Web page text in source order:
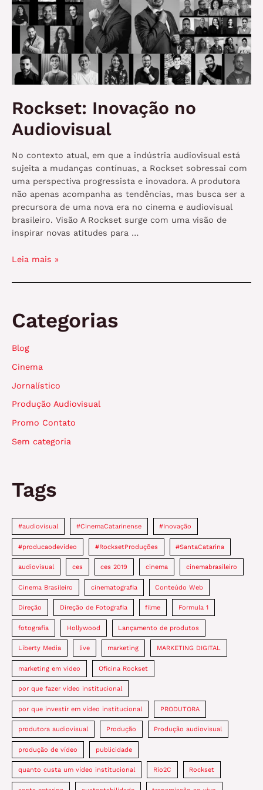
Rockset: Inovação no
Audiovisual
No contexto atual, em que a indústria audiovisual está
sujeita a mudanças contínuas, a Rockset sobressai com
uma perspectiva progressista e inovadora. A produtora
não apenas acompanha as tendências, mas busca ser a
precursora de uma nova era no cinema e audiovisual
brasileiro. Visão A Rockset surge com uma visão de
inspirar novas atitudes para …
Rockset:
no
Leia mais »
Categorias
Blog
Cinema
Jornalístico
Produção Audiovisual
Promo Contato
Sem categoria
Tags
#audiovisual #CinemaCatarinense #Inovação
#producaodevideo #RocksetProduções #SantaCatarina
audiovisual ces ces 2019 cinema cinemabrasileiro
Cinema Brasileiro cinematografia Conteúdo Web
Direção Direção de Fotografia filme Formula 1
fotografia Hollywood Lançamento de produtos
Liberty Media live marketing MARKETING DIGITAL
marketing em video Oficina Rockset
por que fazer vídeo institucional
por que investir em vídeo institucional PRODUTORA
produtora audiovisual Produção Produção audiovisual
produção de vídeo publicidade
quanto custa um vídeo institucional Rio2C Rockset